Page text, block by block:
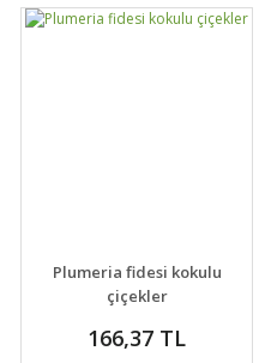
DETAYLAR
VER
Plumeria fidesi kokulu
çiçekler
166,37 TL